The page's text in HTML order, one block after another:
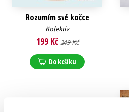
Rozumím své kočce
Kolektiv
199 Kč 249 Kč
Do košíku